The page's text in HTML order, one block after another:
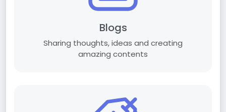
Blogs
Sharing thoughts, ideas and creating
amazing contents